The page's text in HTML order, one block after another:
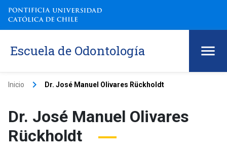
Escuela de Odontología
Inicio keyboard_arrow_right Dr. José Manuel Olivares Rückholdt
Dr. José Manuel Olivares
Rückholdt